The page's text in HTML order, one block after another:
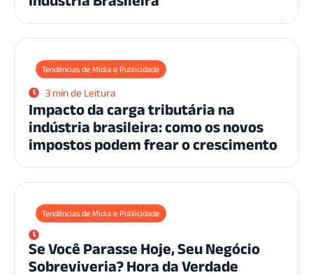
Tendências de Mídia e Publicidade
3 min de Leitura
Impacto da carga tributária na
indústria brasileira: como os novos
impostos podem frear o crescimento
Tendências de Mídia e Publicidade
Se Você Parasse Hoje, Seu Negócio
Sobreviveria? Hora da Verdade